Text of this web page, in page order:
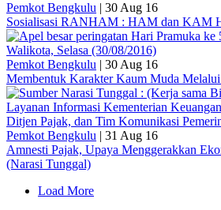
Pemkot Bengkulu | 30 Aug 16
Sosialisasi RANHAM : HAM dan KAM
Pemkot Bengkulu | 30 Aug 16
Membentuk Karakter Kaum Muda
Pemkot Bengkulu | 31 Aug 16
Amnesti Pajak, Upaya Menggerakkan
(Narasi Tunggal)
Load More